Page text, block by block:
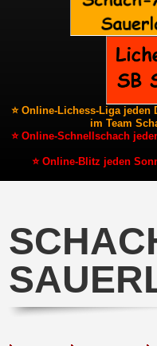
⭐ Online-Lichess-Liga jeden
im Team
⭐ Online-Schnellschach
⭐ Online-Blitz jeden